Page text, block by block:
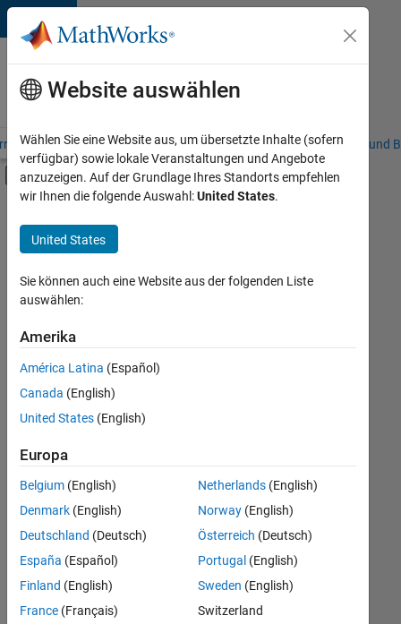
Weiter zum Inhalt
Karriere
bei
MathWorks
– Übersicht Stellensuche Niederlassungen Studierende und
Umschaltung für Off-Canvas-
Hauptinhalt
Program Management
Quality Engineering
+1
Derzeit
es
keine
offenen
Stellen,
Ihren
Suchkriterien
entsprechen.
können
die
Suchkriterien
weiter
fassen
Website auswählen
Wählen Sie eine Website aus, um übersetzte Inhalte (sofern
verfügbar) sowie lokale Veranstaltungen und Angebote
anzuzeigen. Auf der Grundlage Ihres Standorts empfehlen
wir Ihnen die folgende Auswahl:United States.
United States
Sie können auch eine Website aus der folgenden Liste
auswählen:
Amerika
América Latina (Español)
Canada (English)
United States (English)
Europa
Belgium (English)
Denmark (English)
Deutschland (Deutsch)
España (Español)
Finland (English)
France (Français)
Netherlands(English)
Norway(English)
Österreich (Deutsch)
Portugal (English)
Sweden (English)
Switzerland